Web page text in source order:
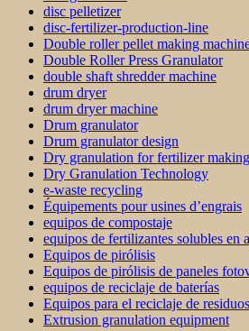
disc pelletizer
disc-fertilizer-production-line
Double roller pellet making
Double Roller Press Granulator
double shaft shredder machine
drum dryer
drum dryer machine
Drum granulator
Drum granulator design
Dry granulation for fertilizer making
Dry Granulation Technology
e-waste recycling
Équipements pour usines d’engrais
equipos de compostaje
equipos de fertilizantes solubles en
Equipos de pirólisis
Equipos de pirólisis de paneles
equipos de reciclaje de baterías
Equipos para el reciclaje de
Extrusion granulation equipment